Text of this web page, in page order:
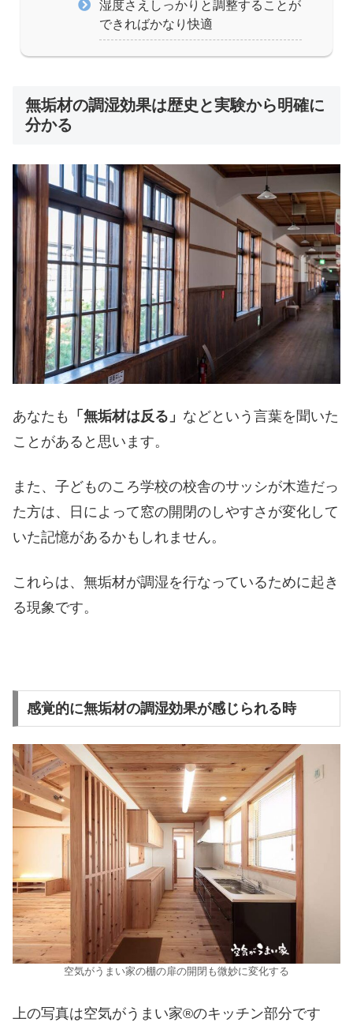
湿度さえしっかりと調整することが
できればかなり快適
無垢材の調湿効果は歴史と実験から明確に
分かる
あなたも 「無垢材は反る」 などという言葉を聞いた
ことがあると思います。
また、子どものころ学校の校舎のサッシが木造だっ
た方は、日によって窓の開閉のしやすさが変化して
いた記憶があるかもしれません。
これらは、無垢材が調湿を行なっているために起き
る現象です。
感覚的に無垢材の調湿効果が感じられる時
空気がうまい家の棚の扉の開閉も微妙に変化する
上の写真は空気がうまい家®︎のキッチン部分です